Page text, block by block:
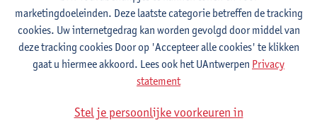
Master in de revalidatiewetenschappen en de kinesitherapie
Master in de revalidatiewetenschappen en de kinesitherapie
Master in de revalidatiewetenschappen en de kinesitherapie
Clinical Internships
internal conditions
marketingdoeleinden. Deze laatste categorie betreffen de tracking
cookies. Uw internetgedrag kan worden gevolgd door middel van
deze tracking cookies Door op 'Accepteer alle cookies' te klikken
gaat u hiermee akkoord. Lees ook het UAntwerpen Privacy
statement
Stel je persoonlijke voorkeuren in